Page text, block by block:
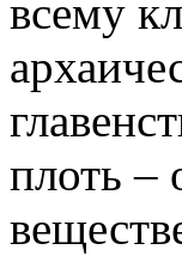
всему
плоть –